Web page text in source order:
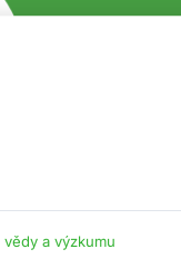
vědy a výzkumu